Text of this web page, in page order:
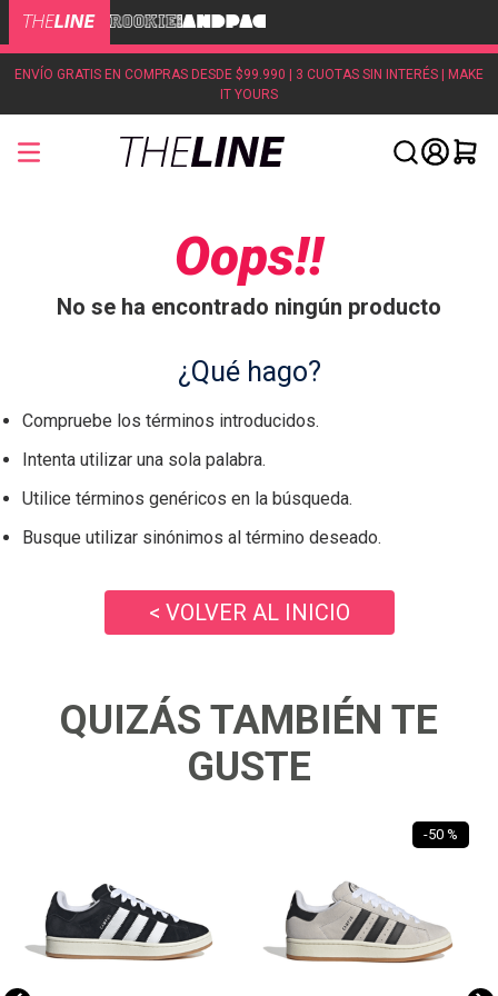
ENVÍO GRATIS EN COMPRAS DESDE $99.990 | 3 CUOTAS SIN INTERÉS | MAKE
IT YOURS
Oops!!
No se ha encontrado ningún producto
¿Qué hago?
Compruebe los términos introducidos.
Intenta utilizar una sola palabra.
Utilice términos genéricos en la búsqueda.
Busque utilizar sinónimos al término deseado.
< VOLVER AL INICIO
QUIZÁS TAMBIÉN TE
GUSTE
-50 %